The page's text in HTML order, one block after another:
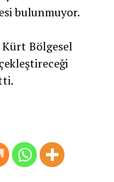
bulunmuyor.
Kürt Bölgesel